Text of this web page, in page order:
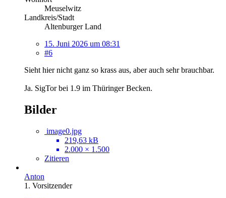
Meuselwitz
Landkreis/Stadt
Altenburger Land
15. Juni 2026 um 08:31
#6
Sieht hier nicht ganz so krass aus, aber auch sehr brauchbar.
Ja. SigTor bei 1.9 im Thüringer Becken.
Bilder
image0.jpg
219,63 kB
2.000 × 1.500
Zitieren
Anton
1. Vorsitzender